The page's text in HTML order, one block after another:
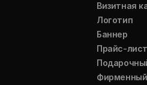
Визитная
Логотип
Баннер
Прайс-лист